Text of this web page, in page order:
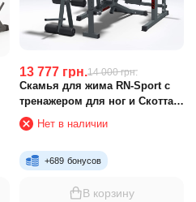
13 777 грн.14 000 грн.
Скамья для жима RN-Sport с
тренажером для ног и Скотта +
Стойки силовые
Нет в наличии
+689 бонусов
В корзину